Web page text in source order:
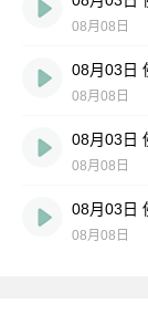
08月08日
08月08日
08月08日
08月08日